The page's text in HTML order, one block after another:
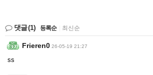
댓글(1) 등록순 최신순
Frieren0 26-05-19 21:27
ss